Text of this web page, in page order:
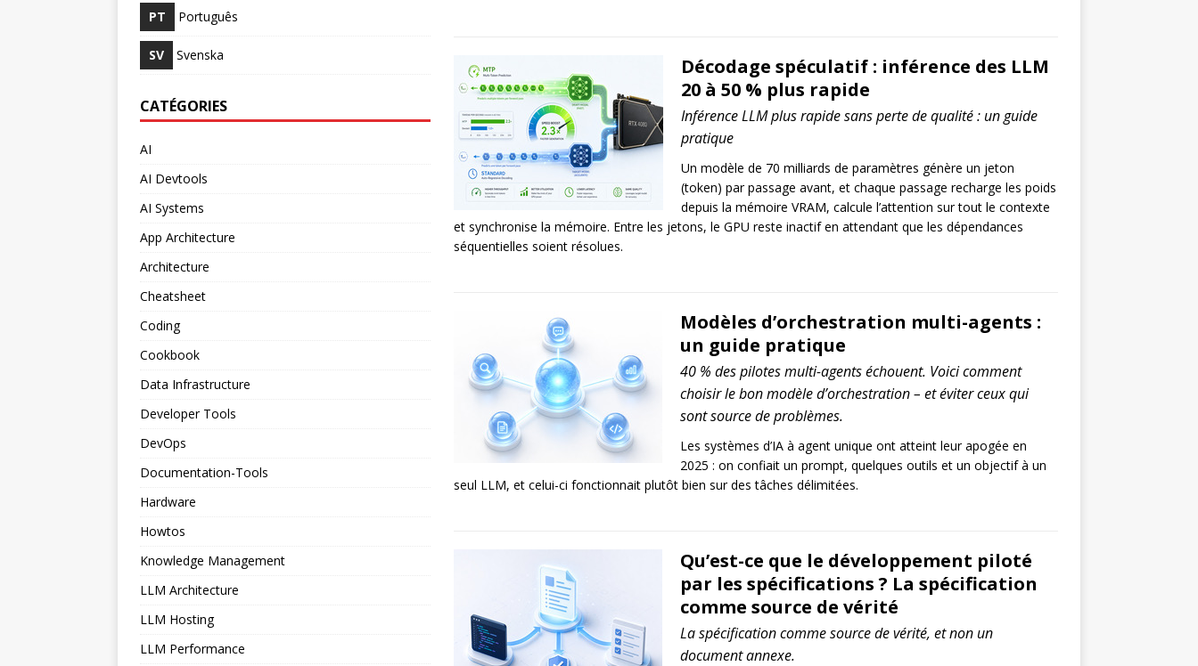
Décodage spéculatif : inférence des LLM
20 à 50 % plus rapide
Inférence LLM plus rapide sans perte de qualité : un guide
pratique
Un modèle de 70 milliards de paramètres génère un jeton
(token) par passage avant, et chaque passage recharge les poids
depuis la mémoire VRAM, calcule l’attention sur tout le contexte
et synchronise la mémoire. Entre les jetons, le GPU reste inactif en attendant que les dépendances
séquentielles soient résolues.
Modèles d’orchestration multi-agents :
un guide pratique
40 % des pilotes multi-agents échouent. Voici comment
choisir le bon modèle d’orchestration – et éviter ceux qui
sont source de problèmes.
Les systèmes d’IA à agent unique ont atteint leur apogée en
2025 : on confiait un prompt, quelques outils et un objectif à un
seul LLM, et celui-ci fonctionnait plutôt bien sur des tâches délimitées.
Qu’est-ce que le développement piloté
par les spécifications ? La spécification
comme source de vérité
La spécification comme source de vérité, et non un
document annexe.
PT Português
SV Svenska
CATÉGORIES
AI
AI Devtools
AI Systems
App Architecture
Architecture
Cheatsheet
Coding
Cookbook
Data Infrastructure
Developer Tools
DevOps
Documentation-Tools
Hardware
Howtos
Knowledge Management
LLM Architecture
LLM Hosting
LLM Performance